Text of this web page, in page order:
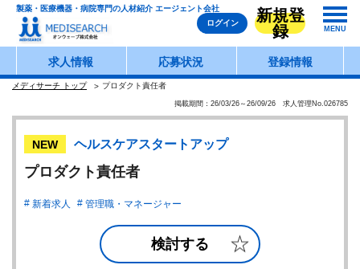
製薬・医療機器・病院専門の人材紹介 エージェント会社
ログイン
新規登
録
MENU
求人情報 応募状況 登録情報
メディサーチ トップ プロダクト責任者
掲載期間：26/03/26～26/09/26 求人管理No.026785
NEW ヘルスケアスタートアップ
プロダクト責任者
新着求人 管理職・マネージャー
検討する